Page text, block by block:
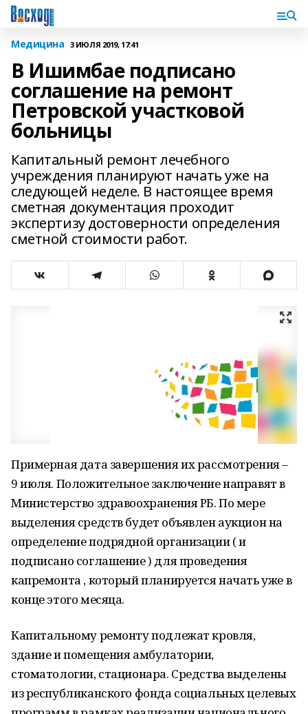
Медицина 3 ИЮЛЯ 2019, 17:41
В Ишимбае подписано
соглашение на ремонт
Петровской участковой
больницы
Капитальный ремонт лечебного
учреждения планируют начать уже на
следующей неделе. В настоящее время
сметная документация проходит
экспертизу достоверности определения
сметной стоимости работ.
Примерная дата завершения их рассмотрения –
9 июля. Положительное заключение направят в
Министерство здравоохранения РБ. По мере
выделения средств будет объявлен аукцион на
определение подрядной организации ( и
подписано соглашение ) для проведения
капремонта , который планируется начать уже в
конце этого месяца.
Капитальному ремонту подлежат кровля,
здание и помещения амбулатории,
стоматологии, стационара. Средства выделены
из республиканского фонда социальных целевых